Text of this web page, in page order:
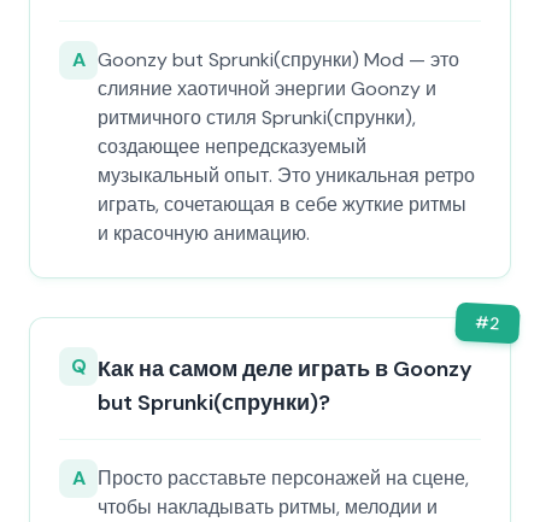
A Goonzy but Sprunki(спрунки) Mod — это
слияние хаотичной энергии Goonzy и
ритмичного стиля Sprunki(спрунки),
создающее непредсказуемый
музыкальный опыт. Это уникальная ретро
играть, сочетающая в себе жуткие ритмы
и красочную анимацию.
#2
Q Как на самом деле играть в Goonzy
but Sprunki(спрунки)?
A Просто расставьте персонажей на сцене,
чтобы накладывать ритмы, мелодии и